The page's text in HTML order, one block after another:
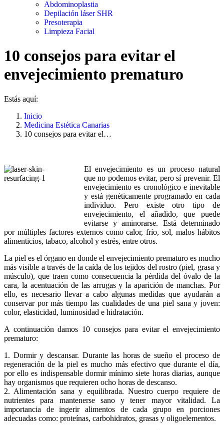
Abdominoplastia
Depilación láser SHR
Presoterapia
Limpieza Facial
10 consejos para evitar el
envejecimiento prematuro
Estás aquí:
Inicio
Medicina Estética Canarias
10 consejos para evitar el…
El envejecimiento es un proceso natural
que no podemos evitar, pero sí prevenir. El
envejecimiento es cronológico e inevitable
y está genéticamente programado en cada
individuo. Pero existe otro tipo de
envejecimiento, el añadido, que puede
evitarse y aminorarse. Está determinado
por múltiples factores externos como calor, frío, sol, malos hábitos
alimenticios, tabaco, alcohol y estrés, entre otros.
La piel es el órgano en donde el envejecimiento prematuro es mucho
más visible a través de la caída de los tejidos del rostro (piel, grasa y
músculo), que traen como consecuencia la pérdida del óvalo de la
cara, la acentuación de las arrugas y la aparición de manchas. Por
ello, es necesario llevar a cabo algunas medidas que ayudarán a
conservar por más tiempo las cualidades de una piel sana y joven:
color, elasticidad, luminosidad e hidratación.
A continuación damos 10 consejos para evitar el envejecimiento
prematuro:
1. Dormir y descansar. Durante las horas de sueño el proceso de
regeneración de la piel es mucho más efectivo que durante el día,
por ello es indispensable dormir mínimo siete horas diarias, aunque
hay organismos que requieren ocho horas de descanso.
2. Alimentación sana y equilibrada. Nuestro cuerpo requiere de
nutrientes para mantenerse sano y tener mayor vitalidad. La
importancia de ingerir alimentos de cada grupo en porciones
adecuadas como: proteínas, carbohidratos, grasas y oligoelementos.